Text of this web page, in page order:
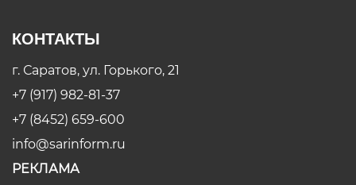
КОНТАКТЫ
г. Саратов, ул. Горького, 21
+7 (917) 982-81-37
+7 (8452) 659-600
info@sarinform.ru
РЕКЛАМА